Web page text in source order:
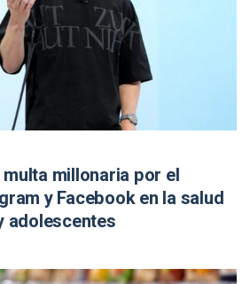
millonaria por el
y Facebook en la salud
adolescentes